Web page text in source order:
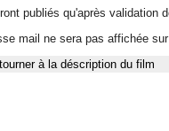
publiés qu'après validation
mail ne sera pas affichée
à la déscription du film